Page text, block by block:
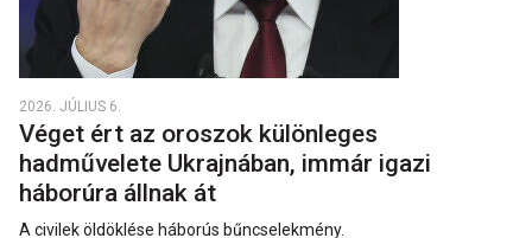
2026. JÚLIUS 6.
Véget ért az oroszok különleges
hadművelete Ukrajnában, immár igazi
háborúra állnak át
A civilek öldöklése háborús bűncselekmény.